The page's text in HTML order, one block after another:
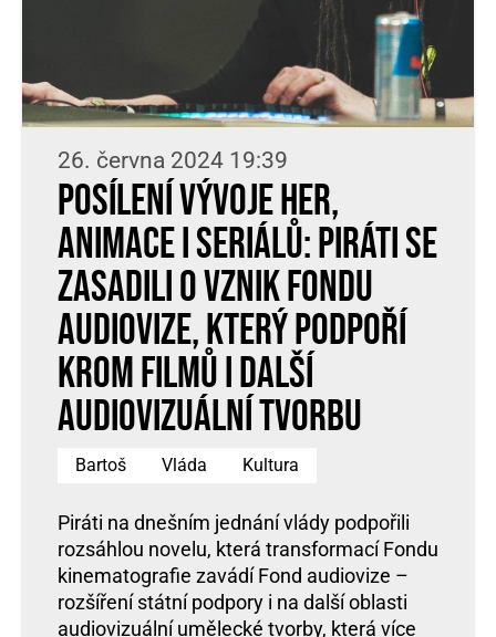
26. června 2024 19:39
Posílení vývoje her,
animace i seriálů: Piráti se
zasadili o vznik Fondu
audiovize, který podpoří
krom filmů i další
audiovizuální tvorbu
Bartoš Vláda Kultura
Piráti na dnešním jednání vlády podpořili
rozsáhlou novelu, která transformací Fondu
kinematografie zavádí Fond audiovize –
rozšíření státní podpory i na další oblasti
audiovizuální umělecké tvorby, která více